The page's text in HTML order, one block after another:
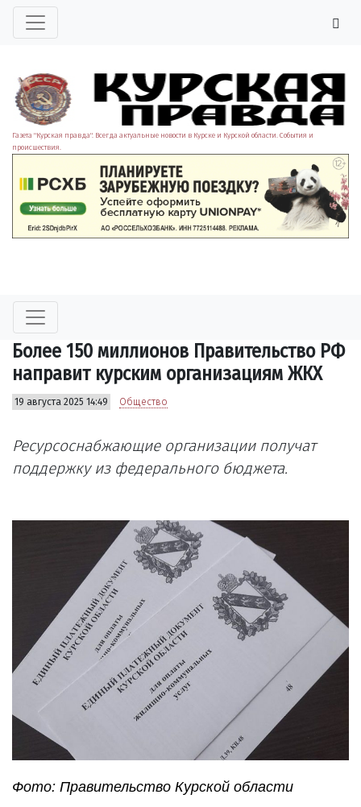
Газета "Курская правда". Всегда актуальные новости в Курске и Курской области. События и
происшествия.
Более 150 миллионов Правительство РФ
направит курским организациям ЖКХ
19 августа 2025 14:49 Общество
Ресурсоснабжающие организации получат
поддержку из федерального бюджета.
Фото: Правительство Курской области